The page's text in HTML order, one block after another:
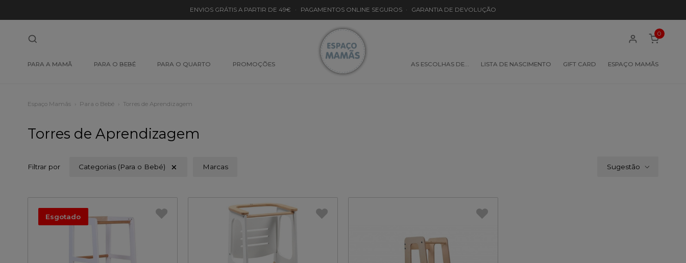
ENVIOS GRÁTIS A PARTIR DE 49€ · PAGAMENTOS ONLINE SEGUROS · GARANTIA DE DEVOLUÇÃO
PARA A MAMÃ PARA O BEBÉ PARA O QUARTO PROMOÇÕES AS ESCOLHAS DE… LISTA DE NASCIMENTO GIFT CARD ESPAÇO MAMÃS
0
Espaço Mamãs Para o Bebé Torres de Aprendizagem
Torres de Aprendizagem
Filtrar por Categorias (Para o Bebé) Marcas Sugestão
Esgotado